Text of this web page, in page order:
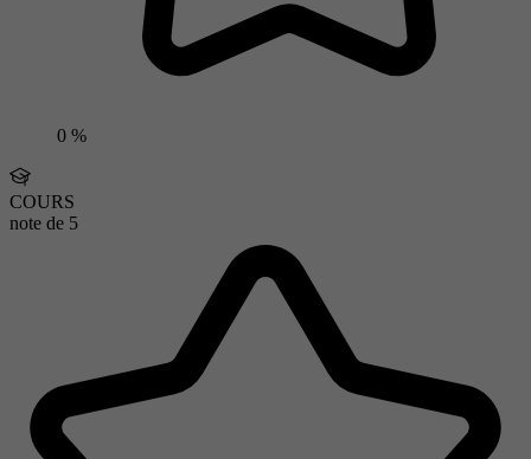
0 %
COURS
note de 5